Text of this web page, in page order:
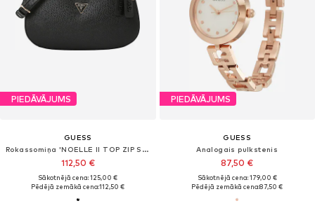
PIEDĀVĀJUMS
GUESS
Rokassomiņa 'NOELLE II TOP ZIP SHOULDER BAG'
112,50 €
Sākotnējā cena: 125,00 €
Pēdējā zemākā cena:112,50 €
PIEDĀVĀJUMS
GUESS
Analogais pulkstenis
87,50 €
Sākotnējā cena: 179,00 €
Pēdējā zemākā cena:87,50 €